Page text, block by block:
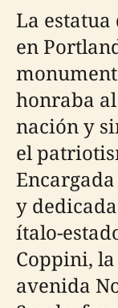
La estatua
en
honraba
nación y
el
y
ítalo-
Coppini,
avenida